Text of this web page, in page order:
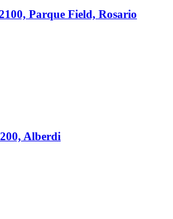
Parque Field, Rosario
Alberdi